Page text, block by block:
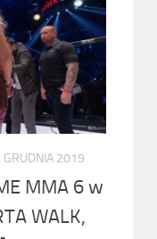
GRUDNIA 2019
MMA 6 w
WALK,